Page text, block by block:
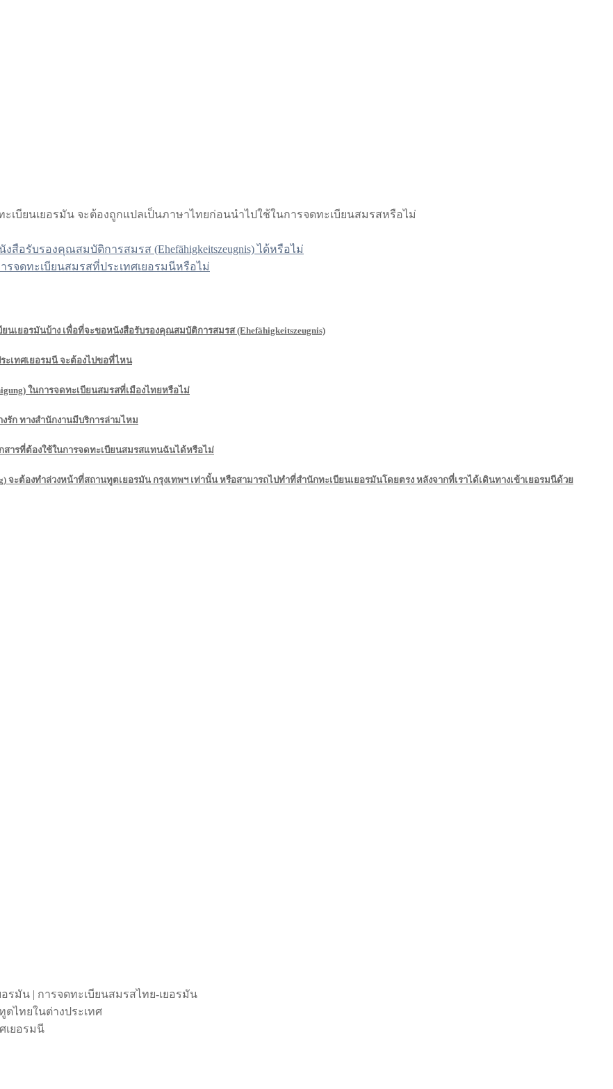
ะเบียนเยอรมัน จะต้องถูกแปลเป็นภาษาไทยก่อนนำไปใช้ในการจดทะเบียนสมรสหรือไม่
อรับรองคุณสมบัติการสมรส (Ehefähigkeitszeugnis) ได้หรือไม่
จดทะเบียนสมรสที่ประเทศเยอรมนีหรือไม่
เยอรมันบ้าง เพื่อที่จะขอหนังสือรับรองคุณสมบัติการสมรส (Ehefähigkeitszeugnis)
ะเทศเยอรมนี จะต้องไปขอที่ไหน
ในการจดทะเบียนสมรสที่เมืองไทยหรือไม่
รัก ทางสำนักงานมีบริการล่ามไหม
ารที่ต้องใช้ในการจดทะเบียนสมรสแทนฉันได้หรือไม่
จะต้องทำล่วงหน้าที่สถานทูตเยอรมัน กรุงเทพฯ เท่านั้น หรือสามารถไปทำที่สำนักทะเบียนเยอรมันโดยตรง หลังจากที่เราได้เดินทางเข้าเยอรมนีด้วย
รมัน | การจดทะเบียนสมรสไทย-เยอรมัน
ไทยในต่างประเทศ
เยอรมนี